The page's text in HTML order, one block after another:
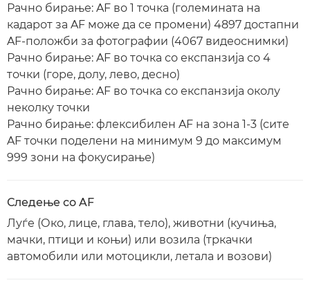
Рачно бирање: AF во 1 точка (големината на
кадарот за AF може да се промени) 4897 достапни
AF-положби за фотографии (4067 видеоснимки)
Рачно бирање: AF во точка со експанзија со 4
точки (горе, долу, лево, десно)
Рачно бирање: AF во точка со експанзија околу
неколку точки
Рачно бирање: флексибилен AF на зона 1-3 (сите
AF точки поделени на минимум 9 до максимум
999 зони на фокусирање)
Следење со AF
Луѓе (Око, лице, глава, тело), животни (кучиња,
мачки, птици и коњи) или возила (тркачки
автомобили или мотоцикли, летала и возови)